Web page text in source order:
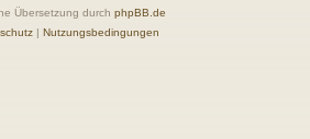
Übersetzung durch phpBB.de
| Nutzungsbedingungen